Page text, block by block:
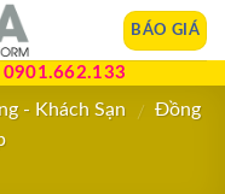
BÁO GIÁ
0901.662.133
- Khách Sạn / Đồng